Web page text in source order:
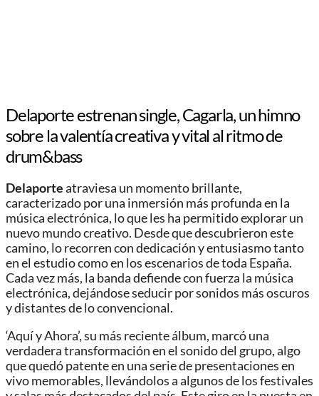
Delaporte estrenan single, Cagarla, un himno
sobre la valentía creativa y vital al ritmo de
drum&bass
Delaporteatraviesa un momento brillante,
caracterizado por una inmersión más profunda en la
música electrónica, lo que les ha permitido explorar un
nuevo mundo creativo. Desde que descubrieron este
camino, lo recorren con dedicación y entusiasmo tanto
en el estudio como en los escenarios de toda España.
Cada vez más, la banda defiende con fuerza la música
electrónica, dejándose seducir por sonidos más oscuros
y distantes de lo convencional.
‘Aquí y Ahora’, su más reciente álbum, marcó una
verdadera transformación en el sonido del grupo, algo
que quedó patente en una serie de presentaciones en
vivo memorables, llevándolos a algunos de los festivales